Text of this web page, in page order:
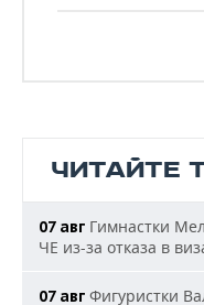
ЧИТАЙТЕ
07 авг Гимнастки
ЧЕ из-за отказа в
07 авг Фигуристки